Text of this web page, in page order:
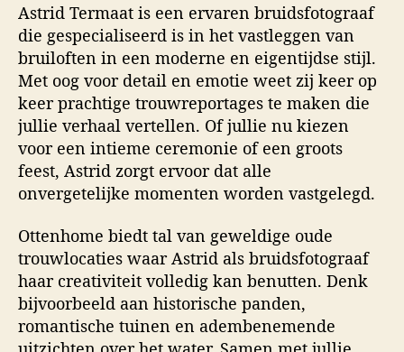
Astrid Termaat is een ervaren bruidsfotograaf
die gespecialiseerd is in het vastleggen van
bruiloften in een moderne en eigentijdse stijl.
Met oog voor detail en emotie weet zij keer op
keer prachtige trouwreportages te maken die
jullie verhaal vertellen. Of jullie nu kiezen
voor een intieme ceremonie of een groots
feest, Astrid zorgt ervoor dat alle
onvergetelijke momenten worden vastgelegd.
Ottenhome biedt tal van geweldige oude
trouwlocaties waar Astrid als bruidsfotograaf
haar creativiteit volledig kan benutten. Denk
bijvoorbeeld aan historische panden,
romantische tuinen en adembenemende